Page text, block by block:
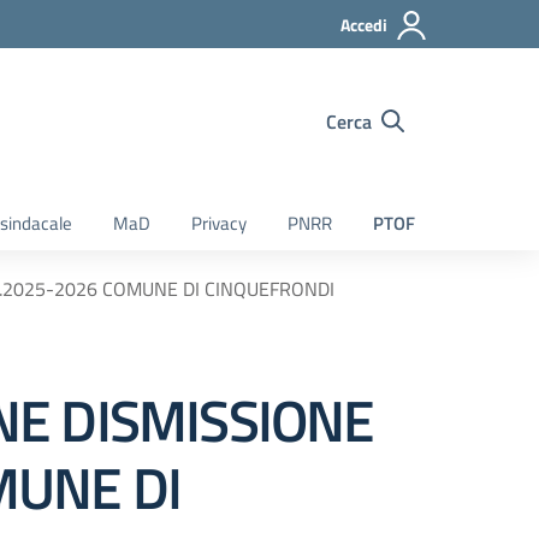
Accedi
Cerca
MaD Privacy PNRR PTOF
2026 COMUNE DI CINQUEFRONDI
DISMISSIONE
DI